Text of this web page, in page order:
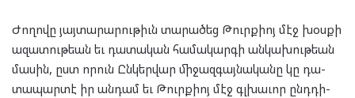
Ժո­ղո­վը յայ­տա­րա­րու­թիւն տա­րա­ծեց Թուրք­իոյ մէջ խօս­քի
ազա­տու­թեան եւ դա­տա­կան հա­մա­կար­գի ան­կա­խու­թեան
մա­սին, ըստ որուն Ըն­կեր­վար մի­ջազ­գայ­նա­կա­նը կը դա­
տա­պար­տէ իր ան­դամ եւ Թուրք­իոյ մէջ գլխա­ւոր ընդ­դի­